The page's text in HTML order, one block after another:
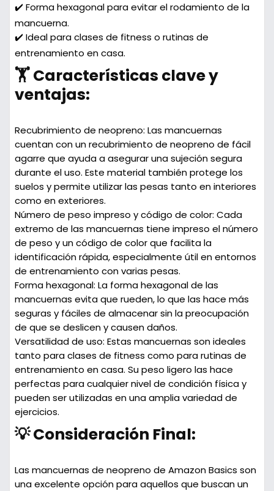
✔️ Forma hexagonal para evitar el rodamiento de la
mancuerna.
✔️ Ideal para clases de fitness o rutinas de
entrenamiento en casa.
🏋️‍ Características clave y
ventajas:
Recubrimiento de neopreno: Las mancuernas
cuentan con un recubrimiento de neopreno de fácil
agarre que ayuda a asegurar una sujeción segura
durante el uso. Este material también protege los
suelos y permite utilizar las pesas tanto en interiores
como en exteriores.
Número de peso impreso y código de color: Cada
extremo de las mancuernas tiene impreso el número
de peso y un código de color que facilita la
identificación rápida, especialmente útil en entornos
de entrenamiento con varias pesas.
Forma hexagonal: La forma hexagonal de las
mancuernas evita que rueden, lo que las hace más
seguras y fáciles de almacenar sin la preocupación
de que se deslicen y causen daños.
Versatilidad de uso: Estas mancuernas son ideales
tanto para clases de fitness como para rutinas de
entrenamiento en casa. Su peso ligero las hace
perfectas para cualquier nivel de condición física y
pueden ser utilizadas en una amplia variedad de
ejercicios.
💡 Consideración Final:
Las mancuernas de neopreno de Amazon Basics son
una excelente opción para aquellos que buscan un